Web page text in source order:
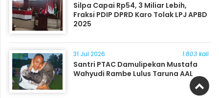
Silpa Capai Rp54, 3 Miliar Lebih,
Fraksi PDIP DPRD Karo Tolak LPJ APBD
2025
31 Jul 2026 1.803 kali
Santri PTAC Damulipekan Mustafa
Wahyudi Rambe Lulus Taruna AAL